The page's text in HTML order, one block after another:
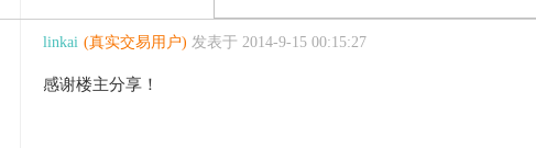
linkai (真实交易用户) 发表于 2014-9-15 00:15:27
感谢楼主分享！